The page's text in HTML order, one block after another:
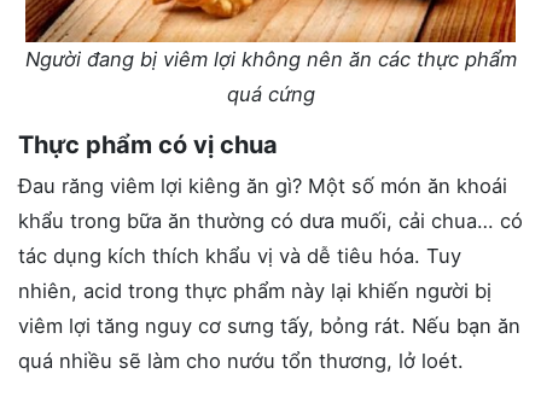
Người đang bị viêm lợi không nên ăn các thực phẩm
quá cứng
Thực phẩm có vị chua
Đau răng viêm lợi kiêng ăn gì? Một số món ăn khoái
khẩu trong bữa ăn thường có dưa muối, cải chua… có
tác dụng kích thích khẩu vị và dễ tiêu hóa. Tuy
nhiên, acid trong thực phẩm này lại khiến người bị
viêm lợi tăng nguy cơ sưng tấy, bỏng rát. Nếu bạn ăn
quá nhiều sẽ làm cho nướu tổn thương, lở loét.